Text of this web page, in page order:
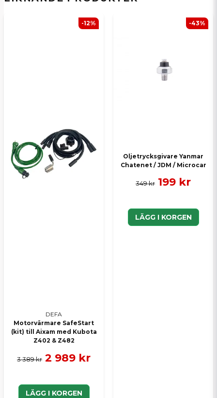
DEFA
Motorvärmare SafeStart
(kit) till Aixam med Kubota
Z402 & Z482
3 389 kr 2 989 kr
LÄGG I KORGEN
-12%
Oljetrycksgivare Yanmar
Chatenet / JDM / Microcar
349 kr 199 kr
LÄGG I KORGEN
-43%